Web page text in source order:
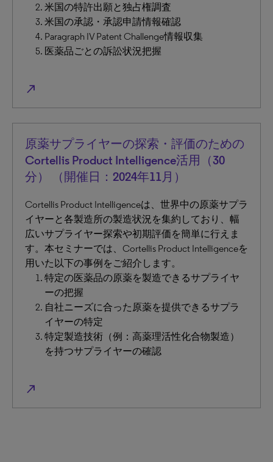
米国の特許出願と独占権調査
米国の承認・承認申請情報確認
Paragraph IV Patent Challenge情報収集
医薬品ごとの訴訟状況把握
north_east
原薬サプライヤーの探索・評価のための
Cortellis Product Intelligence活用（30
分） （開催日：2024年11月）
Cortellis Product Intelligenceは、世界中の原薬サプラ
イヤーと各製造所の製造状況を集約しており、幅
広いサプライヤー探索や初期評価を簡単に行えま
す。本セミナーでは、Cortellis Product Intelligenceを
用いた以下の事例をご紹介します。
特定の医薬品の原薬を製造できるサプライヤ
ーの把握
自社ニーズに合った原薬を提供できるサプラ
イヤーの特定
特定製造技術（例：高薬理活性化合物製造）
を持つサプライヤーの確認
north_east